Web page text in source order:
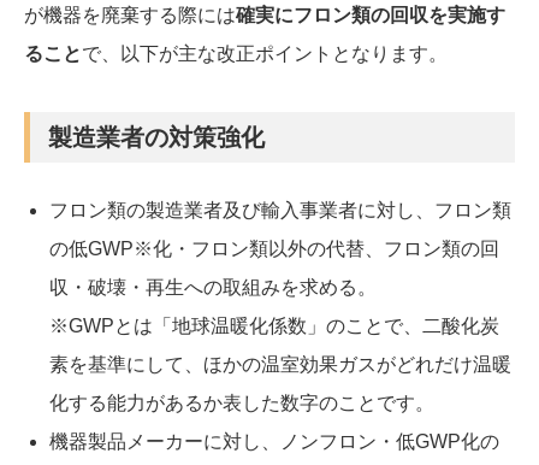
が機器を廃棄する際には確実にフロン類の回収を実施す
ることで、以下が主な改正ポイントとなります。
製造業者の対策強化
フロン類の製造業者及び輸入事業者に対し、フロン類
の低GWP※化・フロン類以外の代替、フロン類の回
収・破壊・再生への取組みを求める。
※GWPとは「地球温暖化係数」のことで、二酸化炭
素を基準にして、ほかの温室効果ガスがどれだけ温暖
化する能力があるか表した数字のことです。
機器製品メーカーに対し、ノンフロン・低GWP化の